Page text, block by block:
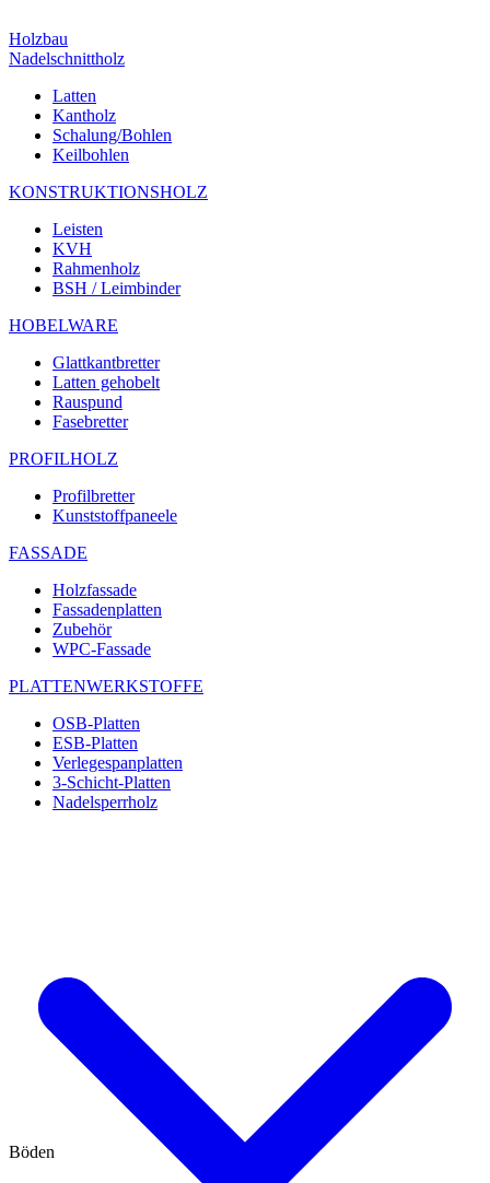
Holzbau
Nadelschnittholz
Latten
Kantholz
Schalung/Bohlen
Keilbohlen
KONSTRUKTIONSHOLZ
Leisten
KVH
Rahmenholz
BSH / Leimbinder
HOBELWARE
Glattkantbretter
Latten gehobelt
Rauspund
Fasebretter
PROFILHOLZ
Profilbretter
Kunststoffpaneele
FASSADE
Holzfassade
Fassadenplatten
Zubehör
WPC-Fassade
PLATTENWERKSTOFFE
OSB-Platten
ESB-Platten
Verlegespanplatten
3-Schicht-Platten
Nadelsperrholz
Böden